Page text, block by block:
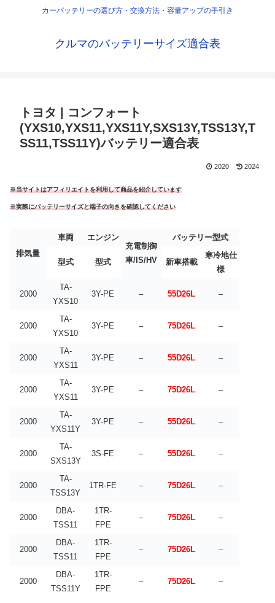
カーバッテリーの選び方・交換方法・容量アップの手引き
クルマのバッテリーサイズ適合表
トヨタ | コンフォート
(YXS10,YXS11,YXS11Y,SXS13Y,TSS13Y,T
SS11,TSS11Y)バッテリー適合表
2020 2024
※当サイトはアフィリエイトを利用して商品を紹介しています
※実際にバッテリーサイズと端子の向きを確認してください
排気量
車両
エンジン
充電制御
車/IS/HV
バッテリー型式
型式 型式 新車搭載
寒冷地仕
様
2000
TA-
YXS10
3Y-PE – 55D26L –
2000
TA-
YXS10
3Y-PE – 75D26L –
2000
TA-
YXS11
3Y-PE – 55D26L –
2000
TA-
YXS11
3Y-PE – 75D26L –
2000
TA-
YXS11Y
3Y-PE – 55D26L –
2000
TA-
SXS13Y
3S-FE – 55D26L –
2000
TA-
TSS13Y
1TR-FE – 75D26L –
2000
DBA-
TSS11
1TR-
FPE
– 75D26L –
2000
DBA-
TSS11
1TR-
FPE
– 75D26L –
2000
DBA-
TSS11Y
1TR-
FPE
– 75D26L –